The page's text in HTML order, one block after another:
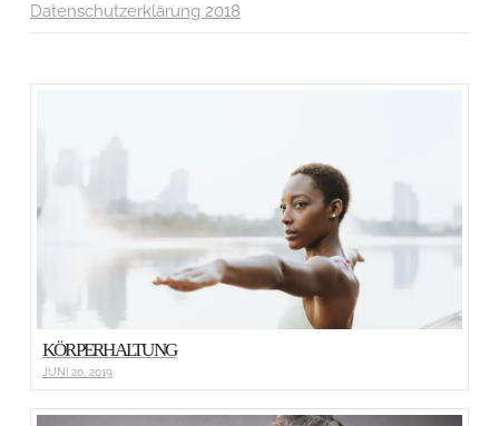
Datenschutzerklärung 2018
KÖRPERHALTUNG
JUNI 20, 2019